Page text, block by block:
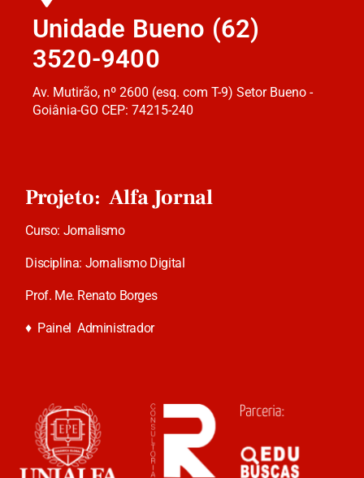
Unidade Bueno (62)
3520-9400
Av. Mutirão, nº 2600 (esq. com T-9) Setor Bueno -
Goiânia-GO CEP: 74215-240
Projeto: Alfa Jornal
Curso: Jornalismo
Disciplina: Jornalismo Digital
Prof. Me. Renato Borges
♦ Painel Administrador